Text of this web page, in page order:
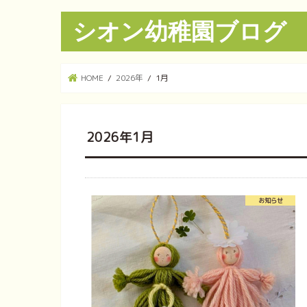
シオン幼稚園ブログ
HOME 2026年 1月
2026年1月
お知らせ